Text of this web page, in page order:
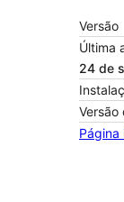
Versão
Última
24 de
Versão
Página